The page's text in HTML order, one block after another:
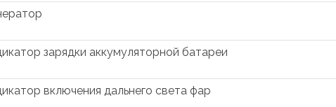
зарядки аккумуляторной батареи
включения дальнего света фар